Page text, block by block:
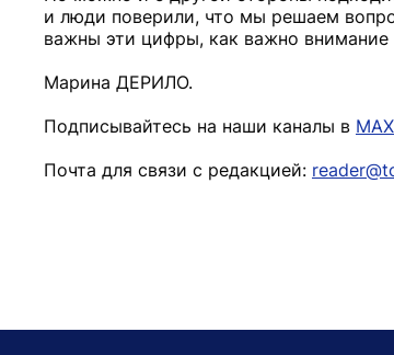
и люди поверили, что мы решаем
важны эти цифры, как важно
Марина ДЕРИЛО.
Подписывайтесь на наши каналы в MAX
Почта для связи с редакцией: